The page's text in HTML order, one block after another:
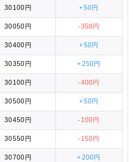
30100円 +50円
30050円 -350円
30400円 +50円
30350円 +250円
30100円 -400円
30500円 +50円
30450円 -100円
30550円 -150円
30700円 +200円